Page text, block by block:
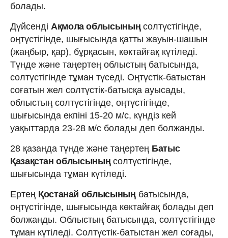
болады.
Дүйсенді Ақмола облысыныңсолтүстігінде,
оңтүстігінде, шығысында қатты жауын-шашын
(жаңбыр, қар), бұрқасын, көктайғақ күтіледі.
Түнде және таңертең облыстың батысында,
солтүстігінде тұман түседі. Оңтүстік-батыстан
соғатын жел солтүстік-батысқа ауысады,
облыстың солтүстігінде, оңтүстігінде,
шығысында екпіні 15-20 м/с, күндіз кей
уақыттарда 23-28 м/с болады деп болжанды.
28 қазанда түнде және таңертең Батыс
Қазақстан облысыныңсолтүстігінде,
шығысында тұман күтіледі.
Ертең Қостанай облысыныңбатысында,
оңтүстігінде, шығысында көктайғақ болады деп
болжанды. Облыстың батысында, солтүстігінде
тұман күтіледі. Солтүстік-батыстан жел соғады,